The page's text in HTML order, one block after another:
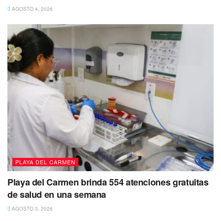
AGOSTO 4, 2026
PLAYA DEL CARMEN
Playa del Carmen brinda 554 atenciones gratuitas
de salud en una semana
AGOSTO 3, 2026